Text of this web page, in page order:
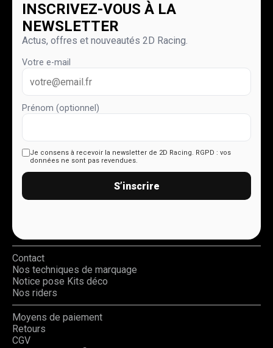
INSCRIVEZ-VOUS À LA
NEWSLETTER
Actus, offres et nouveautés 2D Racing.
Votre e-mail
Prénom (optionnel)
Je consens à recevoir la newsletter de 2D Racing. RGPD : vos
données ne sont pas revendues.
S’inscrire
Contact
Nos techniques de marquage
Notice pose Kits déco
Nos riders
Moyens de paiement
Retours
CGV